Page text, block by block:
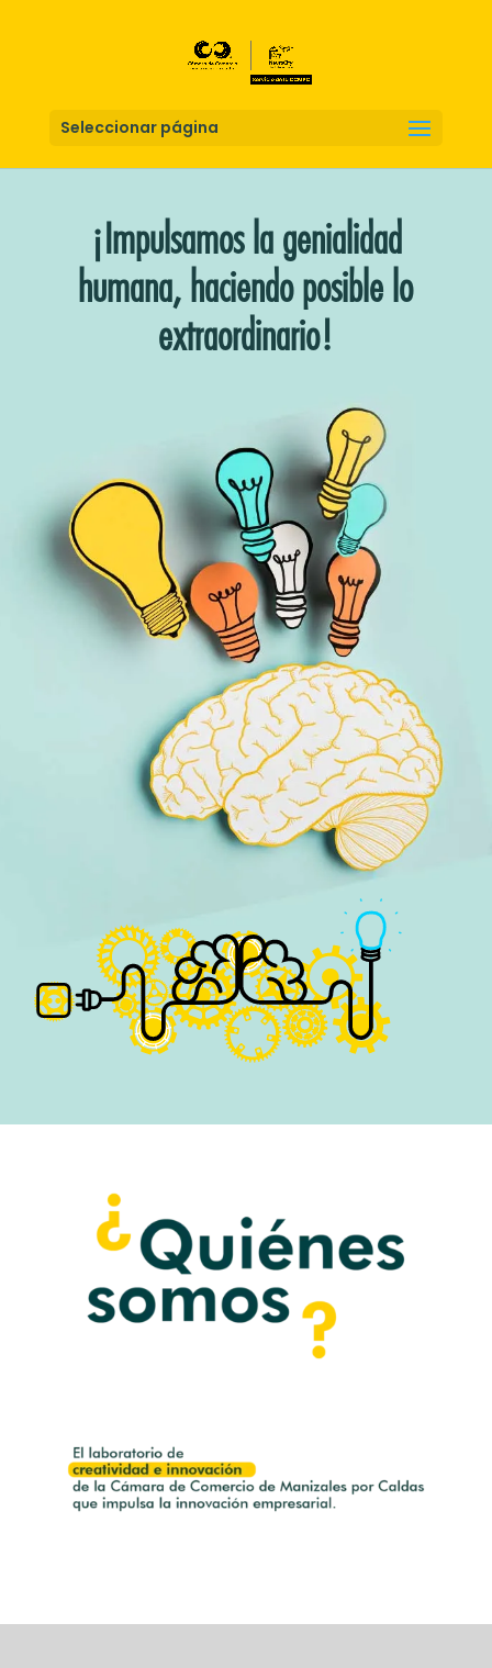
Seleccionar página
¡Impulsamos la genialidad
humana, haciendo posible lo
extraordinario!